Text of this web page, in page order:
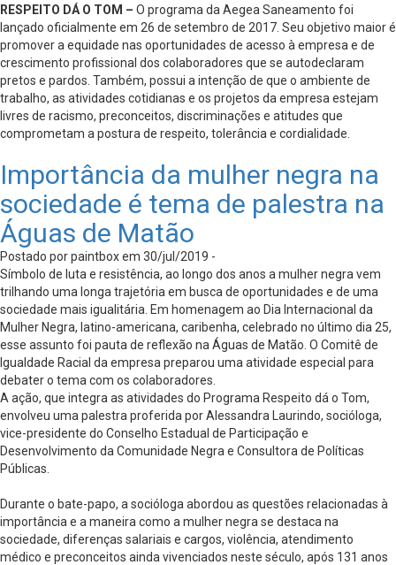
RESPEITO DÁ O TOM – O programa da Aegea Saneamento foi
lançado oficialmente em 26 de setembro de 2017. Seu objetivo maior é
promover a equidade nas oportunidades de acesso à empresa e de
crescimento profissional dos colaboradores que se autodeclaram
pretos e pardos. Também, possui a intenção de que o ambiente de
trabalho, as atividades cotidianas e os projetos da empresa estejam
livres de racismo, preconceitos, discriminações e atitudes que
comprometam a postura de respeito, tolerância e cordialidade.
Importância da mulher negra na
sociedade é tema de palestra na
Águas de Matão
Postado por paintbox em 30/jul/2019 -
Símbolo de luta e resistência, ao longo dos anos a mulher negra vem
trilhando uma longa trajetória em busca de oportunidades e de uma
sociedade mais igualitária. Em homenagem ao Dia Internacional da
Mulher Negra, latino-americana, caribenha, celebrado no último dia 25,
esse assunto foi pauta de reflexão na Águas de Matão. O Comitê de
Igualdade Racial da empresa preparou uma atividade especial para
debater o tema com os colaboradores.
A ação, que integra as atividades do Programa Respeito dá o Tom,
envolveu uma palestra proferida por Alessandra Laurindo, socióloga,
vice-presidente do Conselho Estadual de Participação e
Desenvolvimento da Comunidade Negra e Consultora de Políticas
Públicas.
Durante o bate-papo, a socióloga abordou as questões relacionadas à
importância e a maneira como a mulher negra se destaca na
sociedade, diferenças salariais e cargos, violência, atendimento
médico e preconceitos ainda vivenciados neste século, após 131 anos